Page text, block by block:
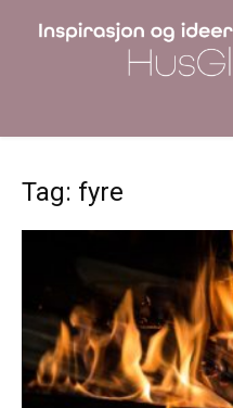
Tag: fyre